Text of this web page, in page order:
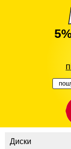
Диски